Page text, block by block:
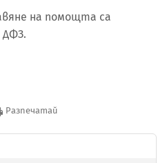
на помощта са
ДФЗ.
Разпечатай